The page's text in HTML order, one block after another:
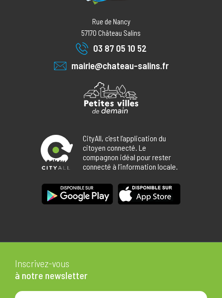
Rue de Nancy
57170 Château Salins
03 87 05 10 52
mairie@chateau-salins.fr
CityAll, c’est l’application du
citoyen connecté. Le
compagnon idéal pour rester
connecté à l’information locale.
Inscrivez-vous
à notre newsletter